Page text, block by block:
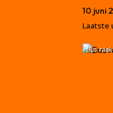
10 juni
Laatste
Bus